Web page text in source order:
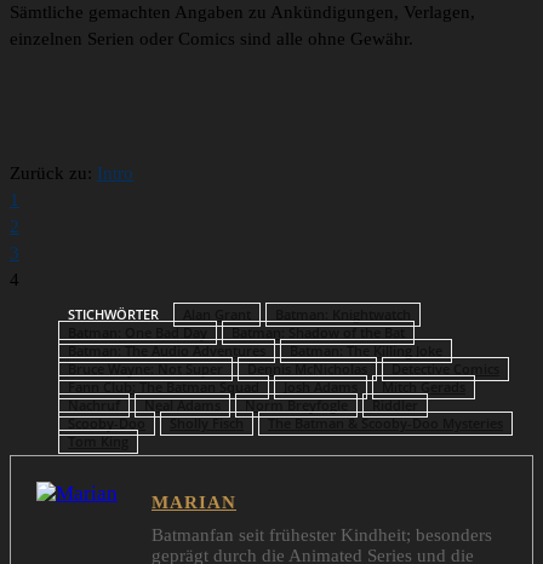
Sämtliche gemachten Angaben zu Ankündigungen, Verlagen,
einzelnen Serien oder Comics sind alle ohne Gewähr.
Zurück zu: Intro
1
2
3
4
STICHWÖRTER
Batman: One Bad Day
Batman: Shadow of the Bat
Batman: The Audio Adventures
Batman: The Killing Joke
Bruce Wayne: Not Super
Dennis McNicholas
Detective Comics
Fann Club: The Batman Squad
Josh Adams
Mitch Gerads
Nachruf
Neal Adams Norm Breyfogle
Riddler
Scooby-Doo
Sholly Fisch
The Batman & Scooby-Doo Mysteries
Tom King
MARIAN
Batmanfan seit frühester Kindheit; besonders
geprägt durch die Animated Series und die